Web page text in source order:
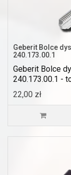
Geberit Bolce
240.173.00.1
Geberit Bolce
240.173.00.1 -
22,00 zł